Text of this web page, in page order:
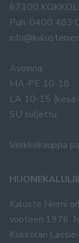
67100
Puh. 0400 483
Avoinna:
MA-PE 10-18
LA 10-15
SU suljettu
Verkkokauppa
Kaluste Niemi
vuoteen 1976.
Kokkolan